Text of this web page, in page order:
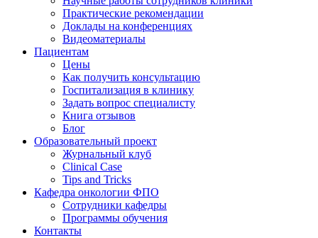
Практические рекомендации
Доклады на конференциях
Видеоматериалы
Пациентам
Цены
Как получить консультацию
Госпитализация в клинику
Задать вопрос специалисту
Книга отзывов
Блог
Образовательный проект
Журнальный клуб
Clinical Case
Tips and Tricks
Кафедра онкологии ФПО
Сотрудники кафедры
Программы обучения
Контакты